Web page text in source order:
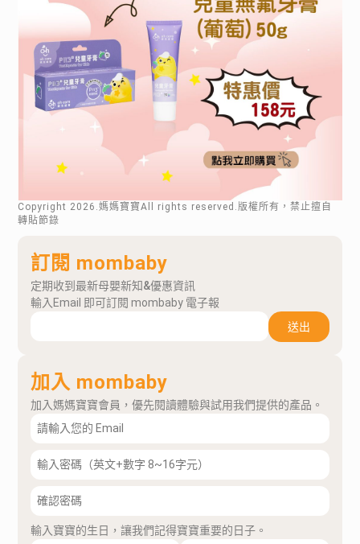
Copyright 2026 .媽媽寶寶All rights reserved.版權所有，禁止擅自
轉貼節錄
訂閱 mombaby
定期收到最新母嬰新知&優惠資訊
輸入Email 即可訂閱 mombaby 電子報
送出
加入 mombaby
加入媽媽寶寶會員，優先閱讀體驗與試用我們提供的產品。
輸入寶寶的生日，讓我們記得寶寶重要的日子。